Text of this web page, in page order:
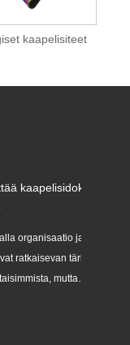
kaapelisiteet
ja
tärkeitä.